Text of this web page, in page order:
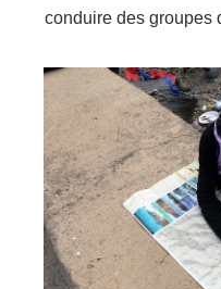
conduire des groupes